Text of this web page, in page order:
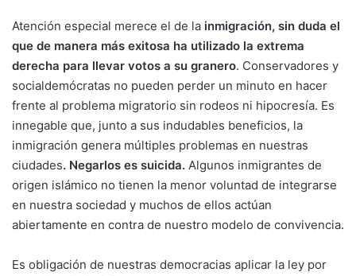
Atención especial merece el de la inmigración, sin duda el
que de manera más exitosa ha utilizado la extrema
derecha para llevar votos a su granero. Conservadores y
socialdemócratas no pueden perder un minuto en hacer
frente al problema migratorio sin rodeos ni hipocresía. Es
innegable que, junto a sus indudables beneficios, la
inmigración genera múltiples problemas en nuestras
ciudades. Negarlos es suicida. Algunos inmigrantes de
origen islámico no tienen la menor voluntad de integrarse
en nuestra sociedad y muchos de ellos actúan
abiertamente en contra de nuestro modelo de convivencia.
Es obligación de nuestras democracias aplicar la ley por